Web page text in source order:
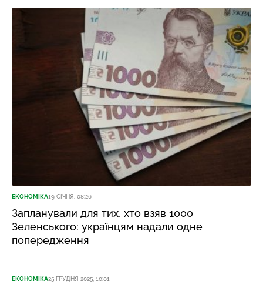
ЕКОНОМІКА19 СІЧНЯ, 08:26
Запланували для тих, хто взяв 1000
Зеленського: українцям надали одне
попередження
ЕКОНОМІКА25 ГРУДНЯ 2025, 10:01